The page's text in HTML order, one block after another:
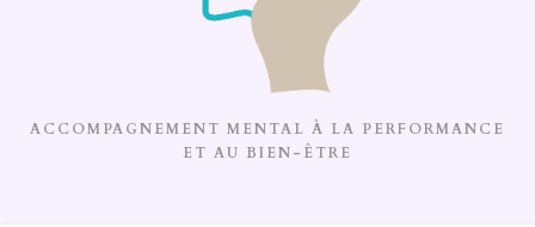
ACCOMPAGNEMENT MENTAL À LA PERFORMANCE
ET AU BIEN-ÊTRE